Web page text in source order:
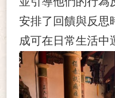
安排了回饋與反思
成可在日常生活中